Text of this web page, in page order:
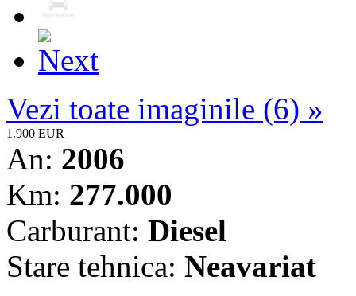
Vezi toate imaginile (6) »
1.900 EUR
An: 2006
Km: 277.000
Carburant: Diesel
Stare tehnica: Neavariat